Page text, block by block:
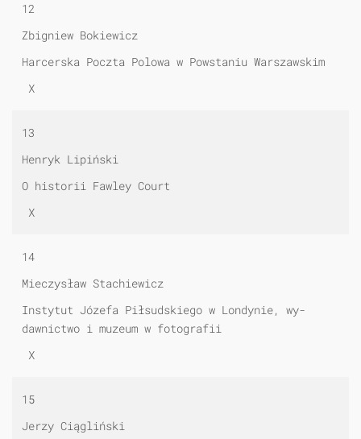
12
Zbigniew Bokiewicz
Harcerska Poczta Polowa w Powstaniu War­szawskim
X
13
Henryk Lipiński
O historii Fawley Court
X
14
Mieczysław Stachiewicz
Instytut Józefa Piłsudskiego w Londynie, wy­
dawnictwo i muzeum w fotografii
X
15
Jerzy Ciągliński